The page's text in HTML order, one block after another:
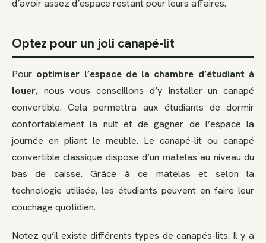
d’avoir assez d’espace restant pour leurs affaires.
Optez pour un joli canapé-lit
Pour optimiser l’espace de la chambre d’étudiant à
louer, nous vous conseillons d’y installer un canapé
convertible. Cela permettra aux étudiants de dormir
confortablement la nuit et de gagner de l’espace la
journée en pliant le meuble. Le canapé-lit ou canapé
convertible classique dispose d’un matelas au niveau du
bas de caisse. Grâce à ce matelas et selon la
technologie utilisée, les étudiants peuvent en faire leur
couchage quotidien.
Notez qu’il existe différents types de canapés-lits. Il y a